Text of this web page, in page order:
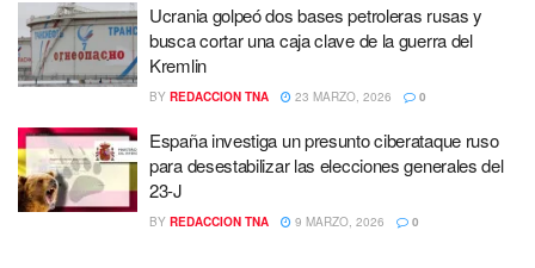
Ucrania golpeó dos bases petroleras rusas y
busca cortar una caja clave de la guerra del
Kremlin
BY REDACCION TNA 23 MARZO, 2026 0
España investiga un presunto ciberataque ruso
para desestabilizar las elecciones generales del
23-J
BY REDACCION TNA 9 MARZO, 2026 0